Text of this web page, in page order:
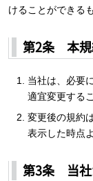
けることができる
第2条 本規
当社は、必要
適宜変更する
変更後の規約
表示した時点
第3条 当社